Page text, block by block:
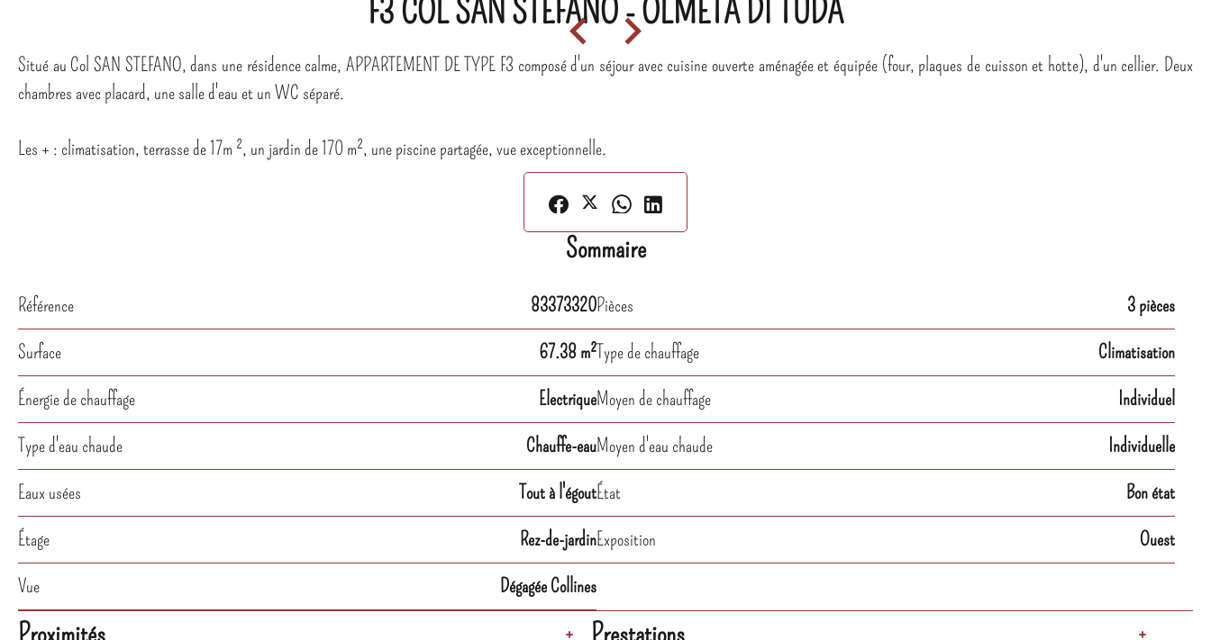
F3 COL SAN STEFANO - OLMETA DI TUDA
Situé au Col SAN STEFANO, dans une résidence calme, APPARTEMENT DE TYPE F3 composé d'un séjour avec cuisine ouverte aménagée et équipée (four, plaques de cuisson et hotte), d'un cellier. Deux
chambres avec placard, une salle d'eau et un WC séparé.
Les + : climatisation, terrasse de 17m ², un jardin de 170 m², une piscine partagée, vue exceptionnelle.
Sommaire
Référence 83373320Pièces
3 pièces
Surface
67.38 m²Type de chauffage
Climatisation
Énergie de chauffage
ElectriqueMoyen de chauffage
Individuel
Type d'eau chaude
Chauffe-eauMoyen d'eau chaude
Individuelle
Eaux usées
Tout à l'égoutÉtat
Bon état
Étage
Rez-de-jardinExposition
Ouest
Vue
Dégagée Collines
Proximités + Prestations +